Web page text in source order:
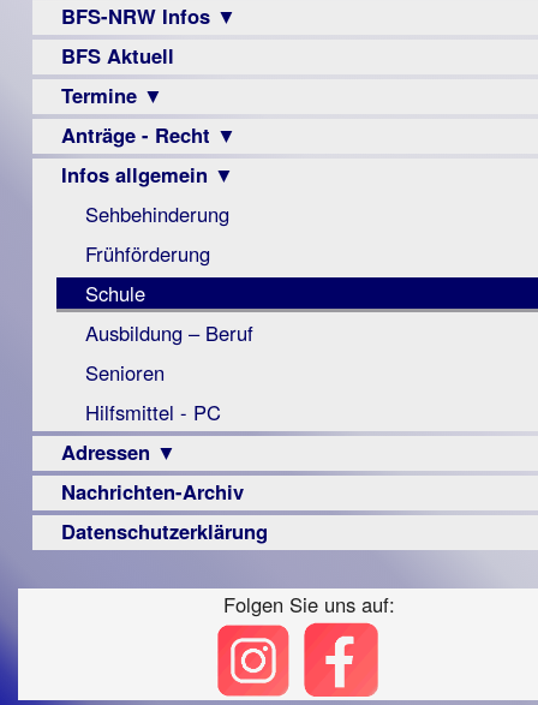
BFS-NRW Infos ▼
Über
uns
Infomaterial
▼
Visus
Zeitschrift
LPF-
Broschüre
Monokular
Links
Berichte
▼
Archiv
Berichte
Vorstand
Satzung
Beitritt
Fördern/Spenden
Ortsvereine
BFS
e.V.
bundesweit
BFS Aktuell
Termine ▼
Veranstaltungsprogramme
Anträge - Recht ▼
Archiv
Urteile
Infos allgemein ▼
Sehbehinderung
Frühförderung
Schule
Ausbildung – Beruf
Senioren
Hilfsmittel - PC
Adressen ▼
Augenoptiker
Berufsbildungswerke
Familienratgeber
Nachrichten-Archiv
Datenschutzerklärung
Folgen Sie uns auf: